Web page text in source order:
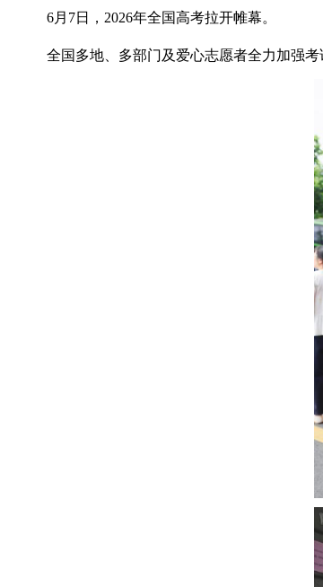
6月7日，2026年全国高考拉开帷幕。
全国多地、多部门及爱心志愿者全力加强考